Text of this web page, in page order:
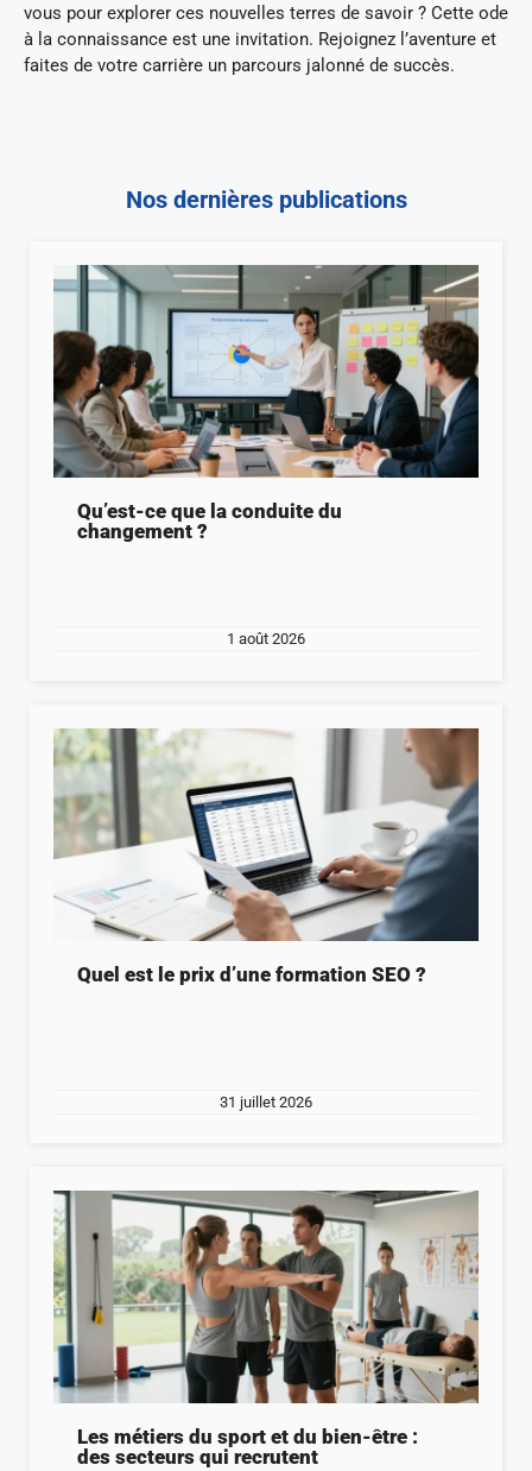
vous pour explorer ces nouvelles terres de savoir ? Cette ode
à la connaissance est une invitation. Rejoignez l’aventure et
faites de votre carrière un parcours jalonné de succès.
Nos dernières publications
Qu’est-ce que la conduite du
changement ?
1 août 2026
Quel est le prix d’une formation SEO ?
31 juillet 2026
Les métiers du sport et du bien-être :
des secteurs qui recrutent